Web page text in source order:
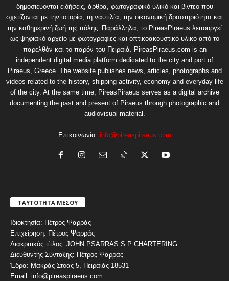
δημοσιεύονται ειδήσεις, άρθρα, φωτογραφικό υλικό και βίντεο που
σχετίζονται με την ιστορία, τη ναυτιλία, την οικονομική δραστηριότητα και
την καθημερινή ζωή της πόλης. Παράλληλα, το PireasPiraeus λειτουργεί
ως ψηφιακό αρχείο με φωτογραφίες και οπτικοακουστικό υλικό από το
παρελθόν και το παρόν του Πειραιά. PireasPiraeus.com is an
independent digital media platform dedicated to the city and port of
Piraeus, Greece. The website publishes news, articles, photographs and
videos related to the history, shipping activity, economy and everyday life
of the city. At the same time, PireasPiraeus serves as a digital archive
documenting the past and present of Piraeus through photographic and
audiovisual material.
Επικοινωνία: info@pireaspiraeus.com
ΤΑΥΤΟΤΗΤΑ ΜΕΣΟΥ
Ιδιοκτησία: Πέτρος Ψαρράς
Επιχείρηση: Πέτρος Ψαρράς
Διακριτικός τίτλος: JOHN PSARRAS S P CHARTERING
Διευθυντής Σύνταξης: Πέτρος Ψαρράς
Έδρα: Μακράς Στοάς 5, Πειραιάς 18531
Email: info@pireaspiraeus.com